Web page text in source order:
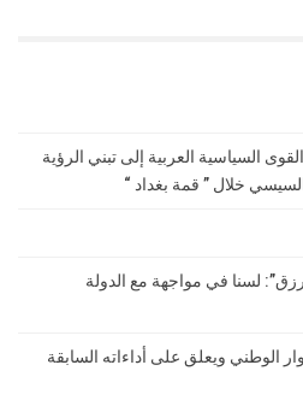
السياسية العربية إلى تبني الرؤية
خلال ” قمة بغداد “
لسنا في مواجهة مع الدولة
الوطني ويعلق على أداءاته السابقة